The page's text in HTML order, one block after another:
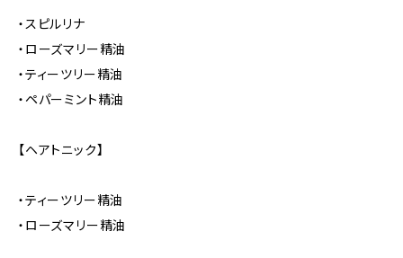
・スピルリナ
・ローズマリー精油
・ティーツリー精油
・ペパーミント精油
【ヘアトニック】
・ティーツリー精油
・ローズマリー精油